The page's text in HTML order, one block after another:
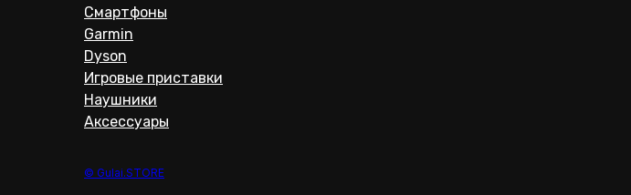
Смартфоны
Garmin
Dyson
Игровые приставки
Наушники
Аксессуары
© Gulai.STORE